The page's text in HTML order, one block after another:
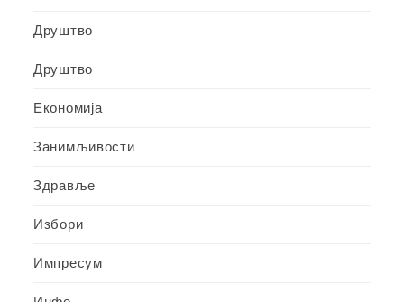
Друштво
Друштво
Економија
Занимљивости
Здравље
Избори
Импресум